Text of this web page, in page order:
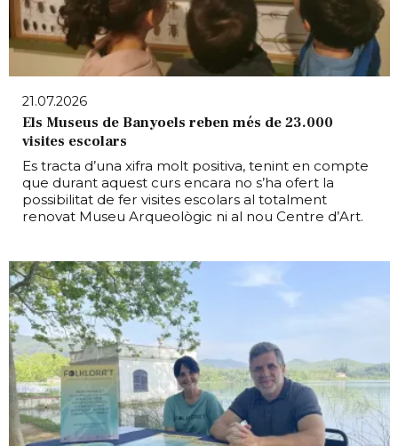
21.07.2026
Els Museus de Banyoels reben més de 23.000
visites escolars
Es tracta d’una xifra molt positiva, tenint en compte
que durant aquest curs encara no s’ha ofert la
possibilitat de fer visites escolars al totalment
renovat Museu Arqueològic ni al nou Centre d’Art.